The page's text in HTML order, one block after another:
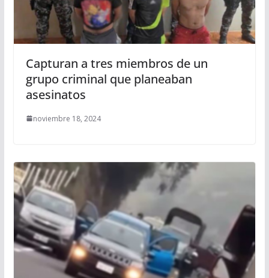
Capturan a tres miembros de un
grupo criminal que planeaban
asesinatos
noviembre 18, 2024